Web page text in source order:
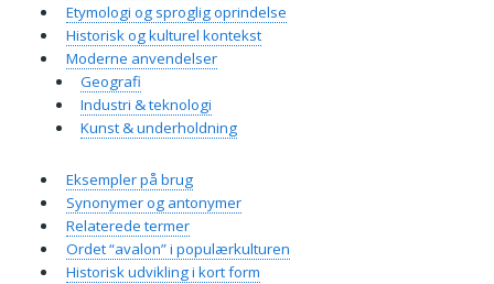
Etymologi og sproglig oprindelse
Historisk og kulturel kontekst
Moderne anvendelser
Geografi
Industri & teknologi
Kunst & underholdning
Eksempler på brug
Synonymer og antonymer
Relaterede termer
Ordet “avalon” i populærkulturen
Historisk udvikling i kort form